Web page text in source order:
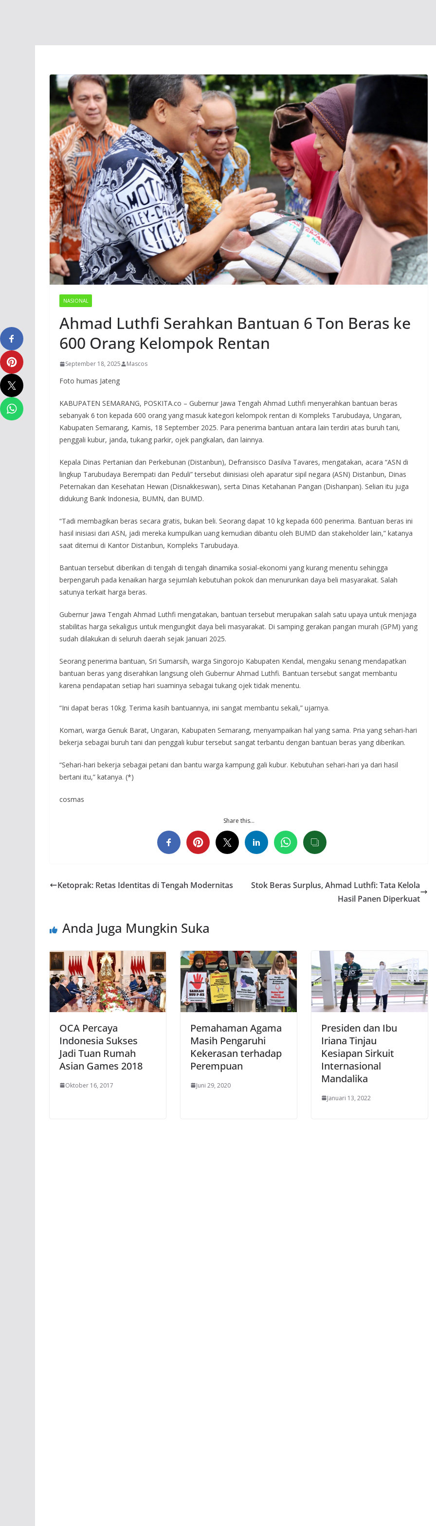
NASIONAL
Ahmad Luthfi Serahkan Bantuan 6 Ton Beras ke
600 Orang Kelompok Rentan
September 18, 2025 Mascos
Foto humas Jateng
KABUPATEN SEMARANG, POSKITA.co – Gubernur Jawa Tengah Ahmad Luthfi menyerahkan bantuan beras
sebanyak 6 ton kepada 600 orang yang masuk kategori kelompok rentan di Kompleks Tarubudaya, Ungaran,
Kabupaten Semarang, Kamis, 18 September 2025. Para penerima bantuan antara lain terdiri atas buruh tani,
penggali kubur, janda, tukang parkir, ojek pangkalan, dan lainnya.
Kepala Dinas Pertanian dan Perkebunan (Distanbun), Defransisco Dasilva Tavares, mengatakan, acara “ASN di
lingkup Tarubudaya Berempati dan Peduli” tersebut diinisiasi oleh aparatur sipil negara (ASN) Distanbun, Dinas
Peternakan dan Kesehatan Hewan (Disnakkeswan), serta Dinas Ketahanan Pangan (Dishanpan). Selian itu juga
didukung Bank Indonesia, BUMN, dan BUMD.
“Tadi membagikan beras secara gratis, bukan beli. Seorang dapat 10 kg kepada 600 penerima. Bantuan beras ini
hasil inisiasi dari ASN, jadi mereka kumpulkan uang kemudian dibantu oleh BUMD dan stakeholder lain,” katanya
saat ditemui di Kantor Distanbun, Kompleks Tarubudaya.
Bantuan tersebut diberikan di tengah di tengah dinamika sosial-ekonomi yang kurang menentu sehingga
berpengaruh pada kenaikan harga sejumlah kebutuhan pokok dan menurunkan daya beli masyarakat. Salah
satunya terkait harga beras.
Gubernur Jawa Tengah Ahmad Luthfi mengatakan, bantuan tersebut merupakan salah satu upaya untuk menjaga
stabilitas harga sekaligus untuk mengungkit daya beli masyarakat. Di samping gerakan pangan murah (GPM) yang
sudah dilakukan di seluruh daerah sejak Januari 2025.
Seorang penerima bantuan, Sri Sumarsih, warga Singorojo Kabupaten Kendal, mengaku senang mendapatkan
bantuan beras yang diserahkan langsung oleh Gubernur Ahmad Luthfi. Bantuan tersebut sangat membantu
karena pendapatan setiap hari suaminya sebagai tukang ojek tidak menentu.
“Ini dapat beras 10kg. Terima kasih bantuannya, ini sangat membantu sekali,” ujarnya.
Komari, warga Genuk Barat, Ungaran, Kabupaten Semarang, menyampaikan hal yang sama. Pria yang sehari-hari
bekerja sebagai buruh tani dan penggali kubur tersebut sangat terbantu dengan bantuan beras yang diberikan.
“Sehari-hari bekerja sebagai petani dan bantu warga kampung gali kubur. Kebutuhan sehari-hari ya dari hasil
bertani itu,” katanya. (*)
cosmas
Share this…
Ketoprak: Retas Identitas di Tengah Modernitas
Stok Beras Surplus, Ahmad Luthfi: Tata Kelola
Hasil Panen Diperkuat
Anda Juga Mungkin Suka
OCA Percaya
Indonesia Sukses
Jadi Tuan Rumah
Asian Games 2018
Oktober 16, 2017
Pemahaman Agama
Masih Pengaruhi
Kekerasan terhadap
Perempuan
Juni 29, 2020
Presiden dan Ibu
Iriana Tinjau
Kesiapan Sirkuit
Internasional
Mandalika
Januari 13, 2022